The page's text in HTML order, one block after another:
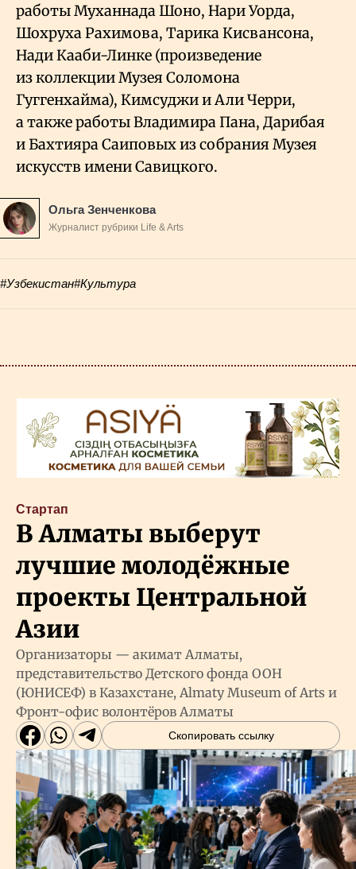
работы Муханнада Шоно, Нари Уорда,
Шохруха Рахимова, Тарика Кисвансона,
Нади Кааби-Линке (произведение
из коллекции Музея Соломона
Гуггенхайма), Кимсуджи и Али Черри,
а также работы Владимира Пана, Дарибая
и Бахтияра Саиповых из собрания Музея
искусств имени Савицкого.
Ольга Зенченкова
Журналист рубрики Life & Arts
#Узбекистан#Культура
Стартап
В Алматы выберут
лучшие молодёжные
проекты Центральной
Азии
Организаторы — акимат Алматы,
представительство Детского фонда ООН
(ЮНИСЕФ) в Казахстане, Almaty Museum of Arts и
Фронт-офис волонтёров Алматы
Скопировать ссылку